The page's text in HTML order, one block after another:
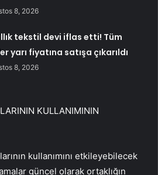
8, 2026
tekstil devi iflas etti! Tüm
yarı fiyatına satışa çıkarıldı
8, 2026
KULLANIMININ
kullanımını etkileyebilecek
güncel olarak ortaklığın